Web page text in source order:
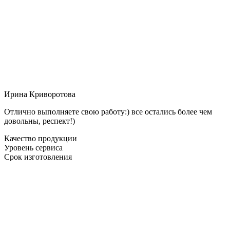
Ирина Криворотова
Отлично выполняете свою работу:) все остались более чем
довольны, респект!)
Качество продукции
Уровень сервиса
Срок изготовления